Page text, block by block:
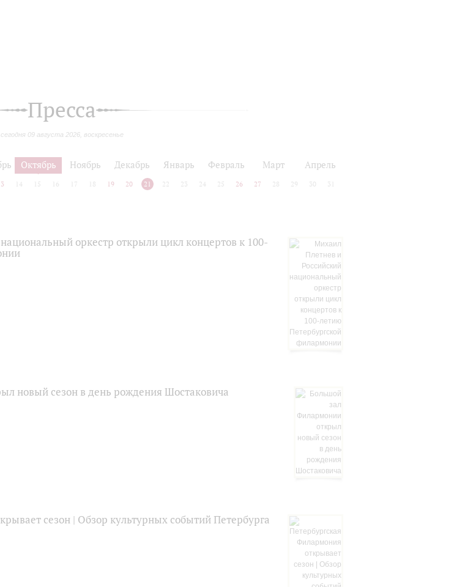
Пресса
сегодня 09 августа 2026, воскресенье
Октябрь Ноябрь Декабрь Январь Февраль Март Апрель
14 15 16 17 18 19 20 21 22 23 24 25 26 27 28 29 30 31
оркестр открыли цикл концертов к 100-
новый сезон в день рождения Шостаковича
сезон | Обзор культурных событий Петербурга